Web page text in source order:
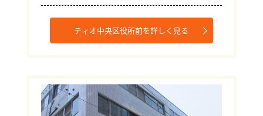
ティオ中央区役所前を詳しく見る